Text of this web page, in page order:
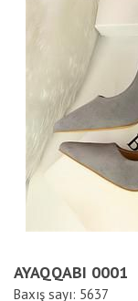
AYAQQABI 0001
Baxış sayı: 5637